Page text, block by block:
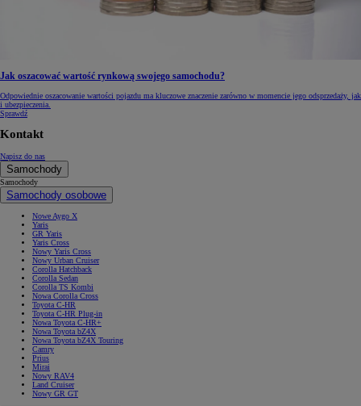
Jak oszacować wartość rynkową swojego samochodu?
Odpowiednie oszacowanie wartości pojazdu ma kluczowe znaczenie zarówno w momencie jego odsprzedaży, jak
i ubezpieczenia.
Sprawdź
Kontakt
Napisz do nas
Samochody
Samochody
Samochody osobowe
Nowe Aygo X
Yaris
GR Yaris
Yaris Cross
Nowy Yaris Cross
Nowy Urban Cruiser
Corolla Hatchback
Corolla Sedan
Corolla TS Kombi
Nowa Corolla Cross
Toyota C-HR
Toyota C-HR Plug-in
Nowa Toyota C-HR+
Nowa Toyota bZ4X
Nowa Toyota bZ4X Touring
Camry
Prius
Mirai
Nowy RAV4
Land Cruiser
Nowy GR GT